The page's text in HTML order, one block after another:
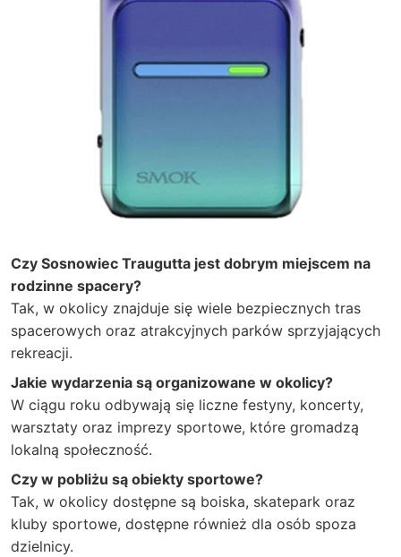
Czy Sosnowiec Traugutta jest dobrym miejscem na
rodzinne spacery?
Tak, w okolicy znajduje się wiele bezpiecznych tras
spacerowych oraz atrakcyjnych parków sprzyjających
rekreacji.
Jakie wydarzenia są organizowane w okolicy?
W ciągu roku odbywają się liczne festyny, koncerty,
warsztaty oraz imprezy sportowe, które gromadzą
lokalną społeczność.
Czy w pobliżu są obiekty sportowe?
Tak, w okolicy dostępne są boiska, skatepark oraz
kluby sportowe, dostępne również dla osób spoza
dzielnicy.